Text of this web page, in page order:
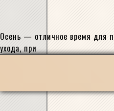
Осень — отличное время для
ухода, при